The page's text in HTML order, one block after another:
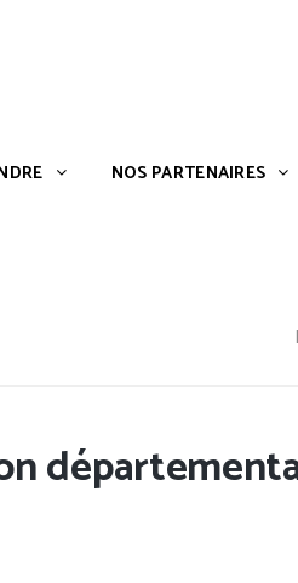
NOS PARTENAIRES